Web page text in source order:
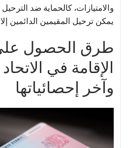
والامتيازات، كالحماية ضد
يمكن ترحيل المقيمين الدائمين
طرق الحصول
الإقامة في
وآخر إحصائياتها